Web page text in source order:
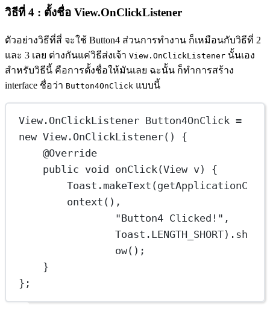
วิธีที่ 4 : ตั้งชื่อ View.OnClickListener
ตัวอย่างวิธีที่สี่ จะใช้ Button4 ส่วนการทำงาน ก็เหมือนกับวิธีที่ 2
และ 3 เลย ต่างกันแค่วิธีส่งเจ้า View.OnClickListener นั้นเอง
สำหรับวิธีนี้ คือการตั้งชื่อให้มันเลย ฉะนั้น ก็ทำการสร้าง
interface ชื่อว่า Button4OnClick แบบนี้
View. OnClickListener Button4OnClick =
new View. OnClickListener() {
@Override
public void onClick(View v) {
Toast. makeText (getApplicationC
ontext (),
"Button4 Clicked!" ,
Toast.LENGTH_SHORT). sh
ow();
}
};